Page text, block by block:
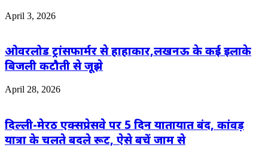
April 3, 2026
ओवरलोड ट्रांसफार्मर से हाहाकार,लखनऊ के कई इलाके
बिजली कटौती से जूझे
April 28, 2026
दिल्ली-मेरठ एक्सप्रेसवे पर 5 दिन यातायात बंद, कांवड़
यात्रा के चलते बदले रूट, ऐसे बचें जाम से